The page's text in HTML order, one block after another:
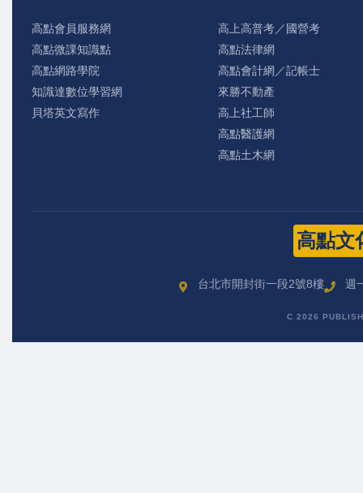
高點會員服務網
高點微課知識點
高點網路學院
知識達數位學習網
貝塔英文寫作
高上高普考／國營考
高點法律網
高點會計網／記帳士
來勝不動產
高上社工師
高點醫護網
高點土木網
高點文
台北市開封街一段2號8樓 週
C 2026